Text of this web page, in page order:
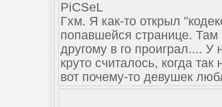
PiCSeL
Гхм. Я как-то открыл
попавшейся странице. Там
другому в го проиграл.... У
круто считалось, когда
вот почему-то девушек